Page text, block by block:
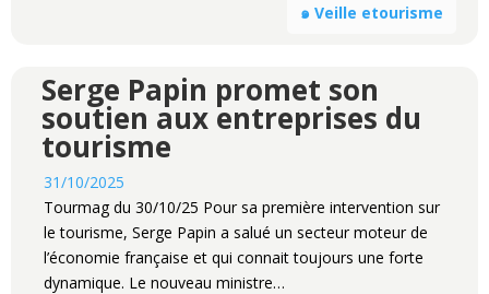
๑ Veille etourisme
Serge Papin promet son
soutien aux entreprises du
tourisme
31/10/2025
Tourmag du 30/10/25 Pour sa première intervention sur
le tourisme, Serge Papin a salué un secteur moteur de
l’économie française et qui connait toujours une forte
dynamique. Le nouveau ministre…